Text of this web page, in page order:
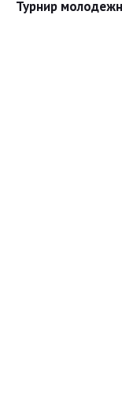
Турнир